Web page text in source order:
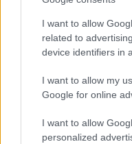
I want to allow
related to
device identifiers in
I want to allow my
Google for online
I want to allow
personalized
«Ήδη η διοίκηση
έχει παρέμβει και ο
τίθεται σε αργία ο
πολύ καλά κάνουν.
καλούμε τους
πιέζονται για
θάρρος να τα
Γιαννάκος,